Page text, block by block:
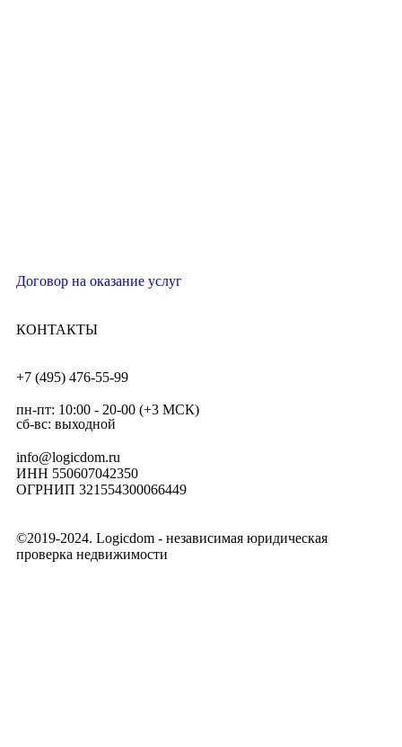
Договор на оказание услуг
КОНТАКТЫ
+7 (495) 476-55-99
пн-пт: 10:00 - 20-00 (+3 МСК)
сб-вс: выходной
info@logicdom.ru
ИНН 550607042350
ОГРНИП 321554300066449
©2019-2024. Logicdom - независимая юридическая
проверка недвижимости